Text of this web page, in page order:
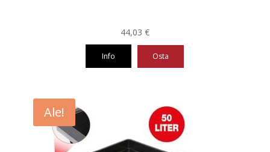
44,03 €
Info Osta
Ale!